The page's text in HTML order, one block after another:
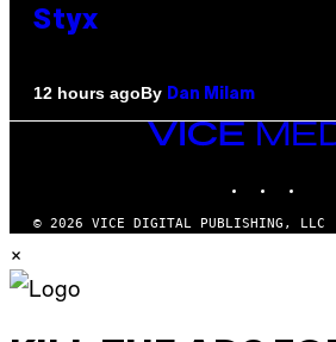
Styx
12 hours agoBy Dan Milam
VICE
MEDIA
© 2026 VICE DIGITAL PUBLISHING, LLC
×